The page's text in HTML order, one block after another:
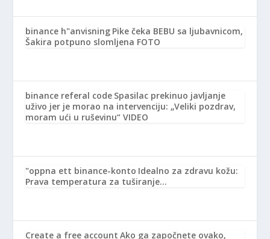
binance h"anvisning Pike čeka BEBU sa ljubavnicom,
Šakira potpuno slomljena FOTO
binance referal code Spasilac prekinuo javljanje
uživo jer je morao na intervenciju: „Veliki pozdrav,
moram ući u ruševinu“ VIDEO
"oppna ett binance-konto Idealno za zdravu kožu:
Prava temperatura za tuširanje…
Create a free account Ako ga započnete ovako,